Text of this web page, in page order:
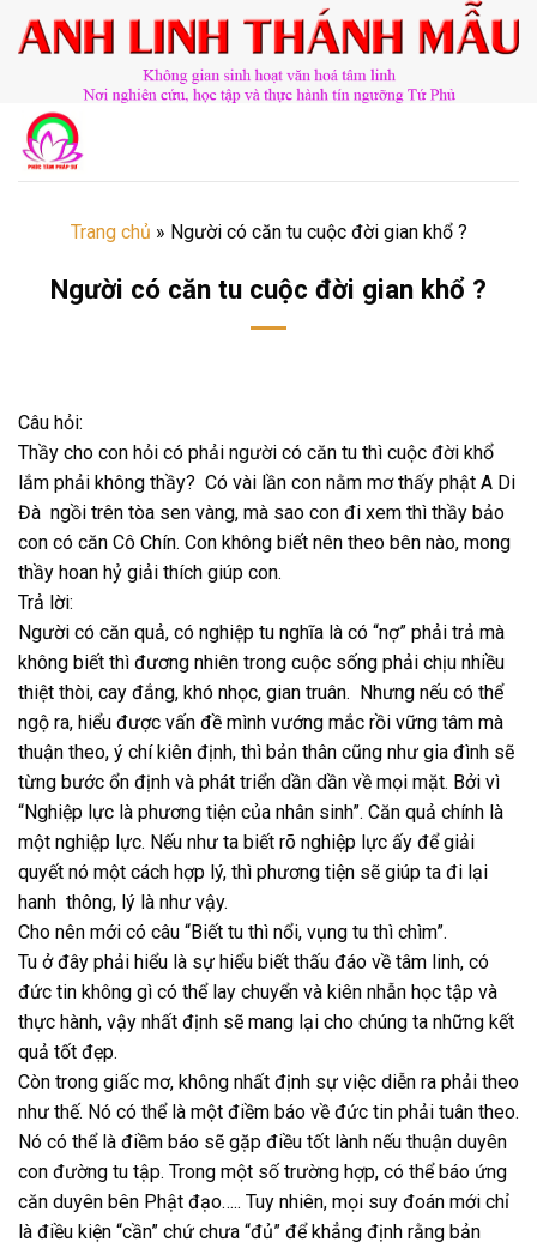
Chuyển
đến
Trang chủ » Người có căn tu cuộc đời gian khổ ?
Người có căn tu cuộc đời gian khổ ?
Câu hỏi:
Thầy cho con hỏi có phải người có căn tu thì cuộc đời khổ
lắm phải không thầy? Có vài lần con nằm mơ thấy phật A Di
Đà ngồi trên tòa sen vàng, mà sao con đi xem thì thầy bảo
con có căn Cô Chín. Con không biết nên theo bên nào, mong
thầy hoan hỷ giải thích giúp con.
Trả lời:
Người có căn quả, có nghiệp tu nghĩa là có “nợ” phải trả mà
không biết thì đương nhiên trong cuộc sống phải chịu nhiều
thiệt thòi, cay đắng, khó nhọc, gian truân. Nhưng nếu có thể
ngộ ra, hiểu được vấn đề mình vướng mắc rồi vững tâm mà
thuận theo, ý chí kiên định, thì bản thân cũng như gia đình sẽ
từng bước ổn định và phát triển dần dần về mọi mặt. Bởi vì
“Nghiệp lực là phương tiện của nhân sinh”. Căn quả chính là
một nghiệp lực. Nếu như ta biết rõ nghiệp lực ấy để giải
quyết nó một cách hợp lý, thì phương tiện sẽ giúp ta đi lại
hanh thông, lý là như vậy.
Cho nên mới có câu “Biết tu thì nổi, vụng tu thì chìm”.
Tu ở đây phải hiểu là sự hiểu biết thấu đáo về tâm linh, có
đức tin không gì có thể lay chuyển và kiên nhẫn học tập và
thực hành, vậy nhất định sẽ mang lại cho chúng ta những kết
quả tốt đẹp.
Còn trong giấc mơ, không nhất định sự việc diễn ra phải theo
như thế. Nó có thể là một điềm báo về đức tin phải tuân theo.
Nó có thể là điềm báo sẽ gặp điều tốt lành nếu thuận duyên
con đường tu tập. Trong một số trường hợp, có thể báo ứng
căn duyên bên Phật đạo….. Tuy nhiên, mọi suy đoán mới chỉ
là điều kiện “cần” chứ chưa “đủ” để khẳng định rằng bản